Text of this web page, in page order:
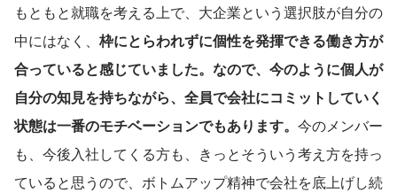
もともと就職を考える上で、大企業という選択肢が自分の
中にはなく、 枠にとらわれずに個性を発揮できる働き方が
合っていると感じていました。なので、今のように個人が
自分の知見を持ちながら、全員で会社にコミットしていく
状態は一番のモチベーションでもあります。 今のメンバー
も、今後入社してくる方も、きっとそういう考え方を持っ
ていると思うので、ボトムアップ精神で会社を底上げし続